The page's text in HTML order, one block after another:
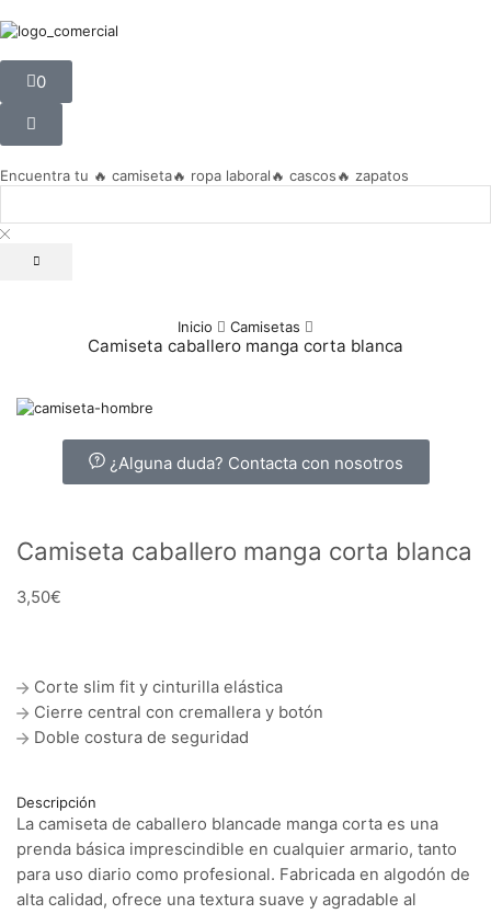
0
Encuentra tu 🔥 camiseta🔥 ropa laboral🔥 cascos🔥 zapatos
Inicio Camisetas
Camiseta caballero manga corta blanca
¿Alguna duda? Contacta con nosotros
Camiseta caballero manga corta blanca
3,50€
Corte slim fit y cinturilla elástica
Cierre central con cremallera y botón
Doble costura de seguridad
Descripción
La camiseta de caballero blancade manga corta es una
prenda básica imprescindible en cualquier armario, tanto
para uso diario como profesional. Fabricada en algodón de
alta calidad, ofrece una textura suave y agradable al